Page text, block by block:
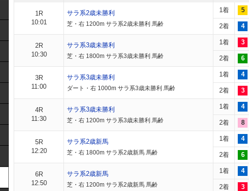
1R
10:01
サラ系2歳未勝利
芝・右 1200m サラ系2歳未勝利 馬齢
1着 5
2着 4
2R
10:30
サラ系3歳未勝利
芝・右 1800m サラ系3歳未勝利 馬齢
1着 3
2着 6
3R
11:00
サラ系3歳未勝利
ダート・右 1000m サラ系3歳未勝利 馬齢
1着 4
2着 3
4R
11:30
サラ系3歳未勝利
芝・右 1200m サラ系3歳未勝利 馬齢
1着 4
2着 8
5R
12:20
サラ系2歳新馬
芝・右 1800m サラ系2歳新馬 馬齢
1着 4
2着 6
6R
12:50
サラ系2歳新馬
芝・右 1200m サラ系2歳新馬 馬齢
1着 4
2着 3